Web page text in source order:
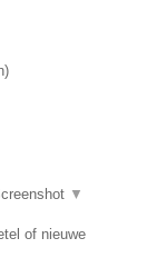
)
▼
of nieuwe